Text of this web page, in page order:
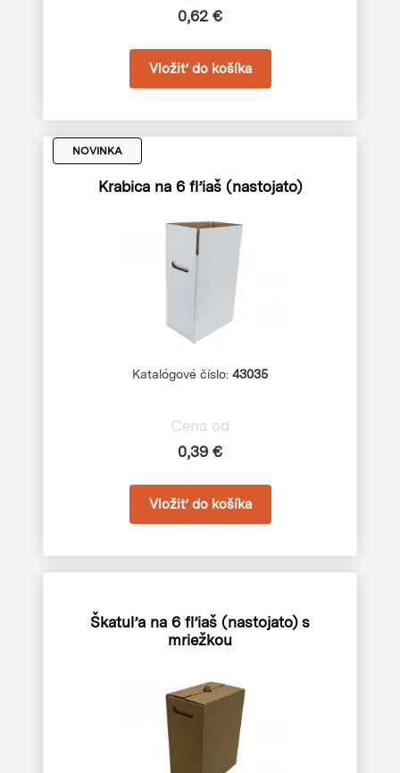
0,62 €
NOVINKA
Krabica na 6 fľiaš (nastojato)
Katalógové číslo: 43035
Cena od
0,39 €
Škatuľa na 6 fľiaš (nastojato) s
mriežkou